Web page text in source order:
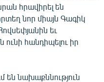
հրավիրել են
նոր միայն Գագիկ
եւ
ունի հանդիպելու իր
են նախաքննություն